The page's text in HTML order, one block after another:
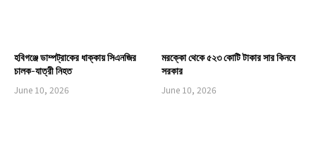
হবিগঞ্জে ডাম্পট্রাকের ধাক্কায় সিএনজির
চালক-যাত্রী নিহত
June 10, 2026
মরক্কো থেকে ৫২৩ কোটি টাকার সার কিনবে
সরকার
June 10, 2026